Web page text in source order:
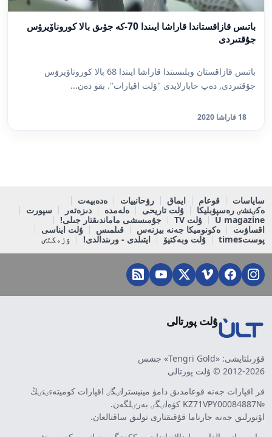
باتىس قازاقستاندا قاراشا ايىندا 70-كە جۋىق بالا كوروناۆيرۋس
جۇقتىردى
باتىس قازاقستان وبلىسىندا قاراشا ايىندا 68 بالا كوروناۆيرۋس
جۇقتىردى, دەپ حابارلايدى "ۇلت اقپارات". بقو دەن...
18 قاراشا 2020
ساياسات قوعام ايماق رۋحانييات
ەدەبيەت
ەكٸنشٸ رەسپۋبليكا
ۇلت تاريحى ەلەمدە دىزەتەر
سپورت
U magazine
ۇلت TV
جۇمىسشى ماماندىقتار جىلى!
اقساۋىت
ەكونوميكا جەنە بيزنەس قىلمىس
ۇلت ايناسى
پوستtimes
ۇلت وبەكتيۆ ايتىلدى - ورىندالدى! ٶزەكتٸ
ۇلت پورتالى
قۇرىلتايشى: «Tengri Gold» جشس
2012-2026 © ۇلت پورتالى
قر اقپارات جەنە قوعامدىق دامۋ مينيسترلٸگٸ اقپارات كوميتەتٸنٸڭ
№KZ71VPY00084887 كۋەلٸگٸ بەرٸلگەن.
اۆتورلىق جەنە جارناما قۇقىقتارى تولىق ساقتالعان.